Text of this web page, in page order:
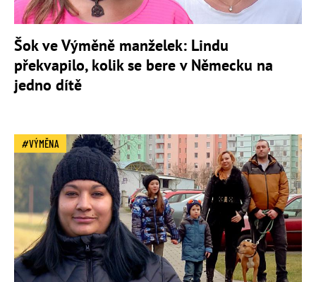
Šok ve Výměně manželek: Lindu
překvapilo, kolik se bere v Německu na
jedno dítě
VÝMĚNA